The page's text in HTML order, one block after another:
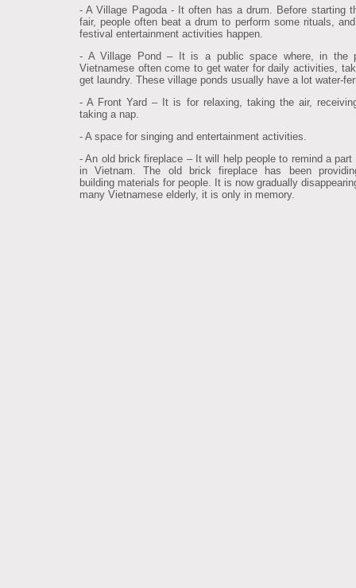
- A Village Pagoda - It often has a drum. Before starting
fair, people often beat a drum to perform some rituals,
festival entertainment activities happen.
- A Village Pond – It is a public space where, in the
Vietnamese often come to get water for daily activities,
get laundry. These village ponds usually have a lot water-
- A Front Yard – It is for relaxing, taking the air,
taking a nap.
- A space for singing and entertainment activities.
- An old brick fireplace – It will help people to remind a part
in Vietnam. The old brick fireplace has been
building materials for people. It is now gradually
many Vietnamese elderly, it is only in memory.